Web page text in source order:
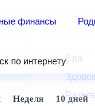
финансы
Еда
по интернету
Неделя 10